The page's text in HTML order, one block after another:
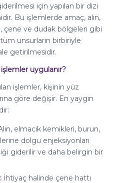
için yapılan bir dizi
Bu işlemlerde amaç, alın,
çene ve dudak bölgeleri gibi
unsurların birbiriyle
getirilmesidir.
uygulanır?
işlemler, kişinin yüz
göre değişir. En yaygın
elmacık kemikleri, burun,
dolgu enjeksiyonları
giderilir ve daha belirgin bir
İhtiyaç halinde çene hattı